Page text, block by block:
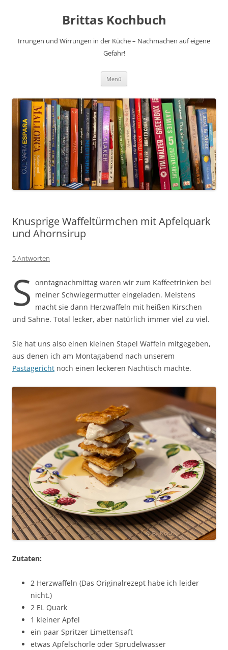
Brittas Kochbuch
Irrungen und Wirrungen in der Küche – Nachmachen auf eigene
Gefahr!
Menü
Knusprige Waffeltürmchen mit Apfelquark
und Ahornsirup
5 Antworten
S onntagnachmittag waren wir zum Kaffeetrinken bei
meiner Schwiegermutter eingeladen. Meistens
macht sie dann Herzwaffeln mit heißen Kirschen
und Sahne. Total lecker, aber natürlich immer viel zu viel.
Sie hat uns also einen kleinen Stapel Waffeln mitgegeben,
aus denen ich am Montagabend nach unserem
Pastagericht noch einen leckeren Nachtisch machte.
Zutaten:
2 Herzwaffeln (Das Originalrezept habe ich leider
nicht.)
2 EL Quark
1 kleiner Apfel
ein paar Spritzer Limettensaft
etwas Apfelschorle oder Sprudelwasser